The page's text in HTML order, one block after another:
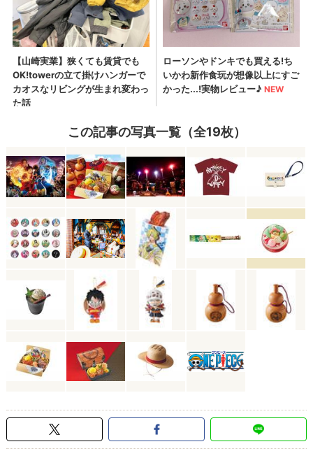
この記事の写真一覧（全19枚）